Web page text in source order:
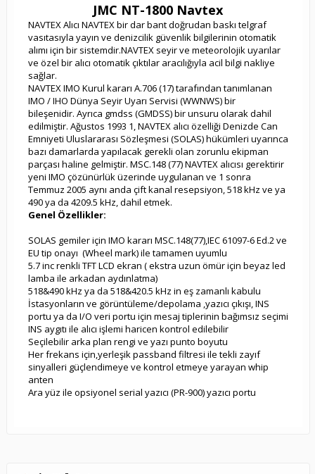
JMC NT-1800 Navtex
NAVTEX Alıcı NAVTEX bir dar bant doğrudan baskı telgraf
vasıtasıyla yayın ve denizcilik güvenlik bilgilerinin otomatik
alımı için bir sistemdir.NAVTEX seyir ve meteorolojik uyarılar
ve özel bir alıcı otomatik çıktılar aracılığıyla acil bilgi nakliye
sağlar.
NAVTEX IMO Kurul kararı A.706 (17) tarafından tanımlanan
IMO / IHO Dünya Seyir Uyarı Servisi (WWNWS) bir
bileşenidir. Ayrıca gmdss (GMDSS) bir unsuru olarak dahil
edilmiştir. Ağustos 1993 1, NAVTEX alıcı özelliği Denizde Can
Emniyeti Uluslararası Sözleşmesi (SOLAS) hükümleri uyarınca
bazı damarlarda yapılacak gerekli olan zorunlu ekipman
parçası haline gelmiştir. MSC.148 (77) NAVTEX alıcısı gerektirir
yeni IMO çözünürlük üzerinde uygulanan ve 1 sonra
Temmuz 2005 aynı anda çift kanal resepsiyon, 518 kHz ve ya
490 ya da 4209.5 kHz, dahil etmek.
Genel Özellikler:
SOLAS gemiler için IMO kararı MSC.148(77),IEC 61097-6 Ed.2 ve
EU tip onayı (Wheel mark) ile tamamen uyumlu
5.7 inc renkli TFT LCD ekran ( ekstra uzun ömür için beyaz led
lamba ile arkadan aydınlatma)
518&490 kHz ya da 518&420.5 kHz in eş zamanlı kabulu
İstasyonların ve görüntüleme/depolama ,yazıcı çıkışı, INS
portu ya da I/O veri portu için mesaj tiplerinin bağımsız seçimi
INS aygıtı ile alıcı işlemi haricen kontrol edilebilir
Seçilebilir arka plan rengi ve yazı punto boyutu
Her frekans için,yerleşik passband filtresi ile tekli zayıf
sinyalleri güçlendimeye ve kontrol etmeye yarayan whip
anten
Ara yüz ile opsiyonel serial yazıcı (PR-900) yazıcı portu